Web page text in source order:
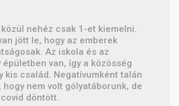
nehéz csak 1-et kiemelni.
jött le, hogy az emberek
Az iskola és az
van, így a közösség
kis család. Negatívumként talán
hogy nem volt gólyatáborunk, de
döntött.